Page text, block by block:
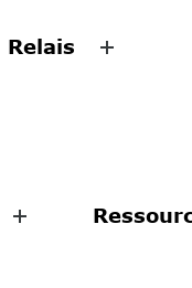
Relais